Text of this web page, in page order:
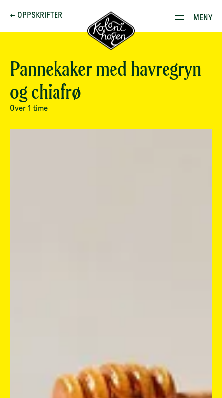
← OPPSKRIFTER MENY
Dette brenner vi for
Produkter
Kontakt
E-stoffguiden
Pannekaker med havregryn
og chiafrø
Over 1 time